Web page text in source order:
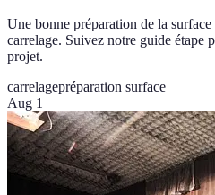
Une bonne préparation de la
carrelage. Suivez notre guide étape
projet.
carrelagepréparation surface
Aug 1